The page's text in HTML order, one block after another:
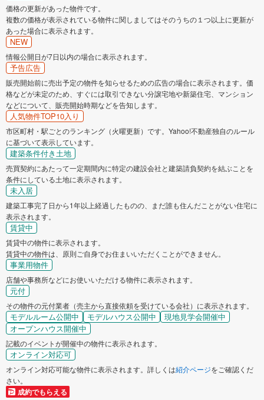
価格の更新があった物件です。
複数の価格が表示されている物件に関しましてはそのうちの１つ以上に更新が
あった場合に表示されます。
NEW
情報公開日が7日以内の場合に表示されます。
予告広告
販売開始前に売出予定の物件を知らせるための広告の場合に表示されます。価
格などが未定のため、すぐには取引できない分譲宅地や新築住宅、マンション
などについて、販売開始時期などを告知します。
人気物件TOP10入り
市区町村・駅ごとのランキング（火曜更新）です。Yahoo!不動産独自のルール
に基づいて表示しています。
建築条件付き土地
売買契約にあたって一定期間内に特定の建設会社と建築請負契約を結ぶことを
条件にしている土地に表示されます。
未入居
建築工事完了日から1年以上経過したものの、まだ誰も住んだことがない住宅に
表示されます。
賃貸中
賃貸中の物件に表示されます。
賃貸中の物件は、原則ご自身でお住まいいただくことができません。
事業用物件
店舗や事務所などにお使いいただける物件に表示されます。
元付
その物件の元付業者（売主から直接依頼を受けている会社）に表示されます。
モデルルーム公開中 モデルハウス公開中
現地見学会開催中
オープンハウス開催中
記載のイベントが開催中の物件に表示されます。
オンライン対応可
オンライン対応可能な物件に表示されます。詳しくは紹介ページをご確認くだ
さい。
成約でもらえる